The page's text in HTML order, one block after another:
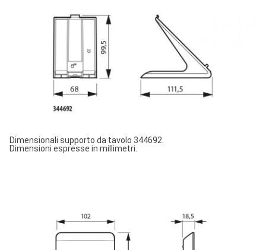
Dimensionali supporto da tavolo 344692.
Dimensioni espresse in millimetri.